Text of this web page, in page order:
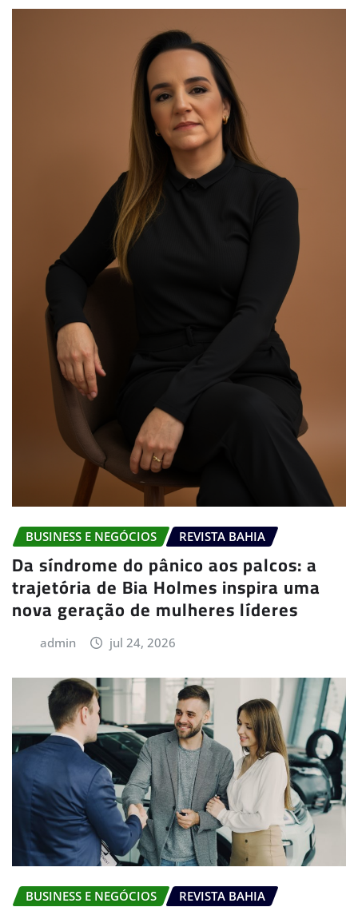
BUSINESS E NEGÓCIOS REVISTA BAHIA
Da síndrome do pânico aos palcos: a
trajetória de Bia Holmes inspira uma
nova geração de mulheres líderes
admin jul 24, 2026
BUSINESS E NEGÓCIOS REVISTA BAHIA